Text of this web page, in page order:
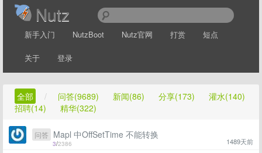
Nutz
新手入门 NutzBoot Nutz官网 打赏 短点
关于 登录
全部 / 问答(9689) 新闻(86) 分享(173)
灌水(140)
招聘(14)
精华(322)
3/2386 1489天前
问答 Mapl 中OffSetTime 不能转换